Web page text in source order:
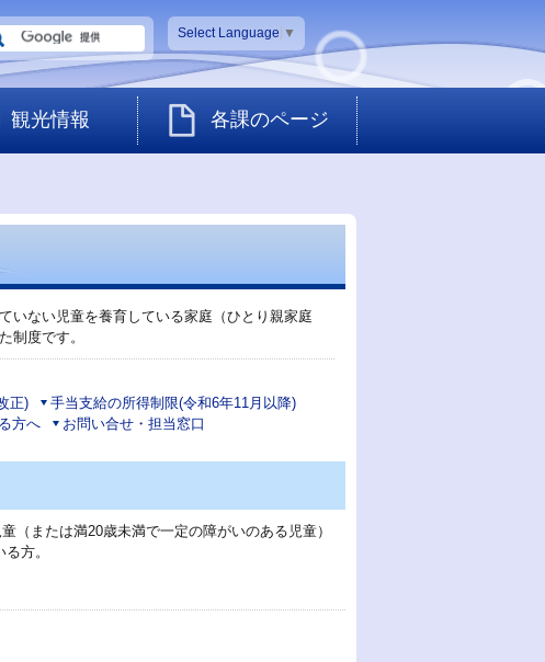
Select Language ▼
観光情報 各課のページ
いない児童を養育している家庭（ひとり親家庭
制度です。
正)
手当支給の所得制限(令和6年11月以降)
方へ お問い合せ・担当窓口
（または満20歳未満で一定の障がいのある児童）
方。